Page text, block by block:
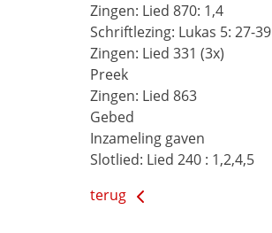
Zingen: Lied 870: 1,4
Schriftlezing: Lukas 5: 27-39
Zingen: Lied 331 (3x)
Preek
Zingen: Lied 863
Gebed
Inzameling gaven
Slotlied: Lied 240 : 1,2,4,5
terug